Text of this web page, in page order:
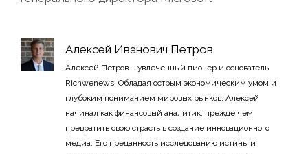
Алексей Иванович Петров
Алексей Петров – увлеченный пионер и основатель
Richwenews. Обладая острым экономическим умом и
глубоким пониманием мировых рынков, Алексей
начинал как финансовый аналитик, прежде чем
превратить свою страсть в создание инновационного
медиа. Его преданность исследованию истины и